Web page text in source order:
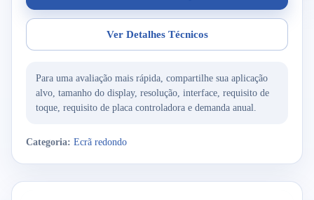
Ver Detalhes Técnicos
Para uma avaliação mais rápida, compartilhe sua aplicação
alvo, tamanho do display, resolução, interface, requisito de
toque, requisito de placa controladora e demanda anual.
Categoria: Ecrã redondo